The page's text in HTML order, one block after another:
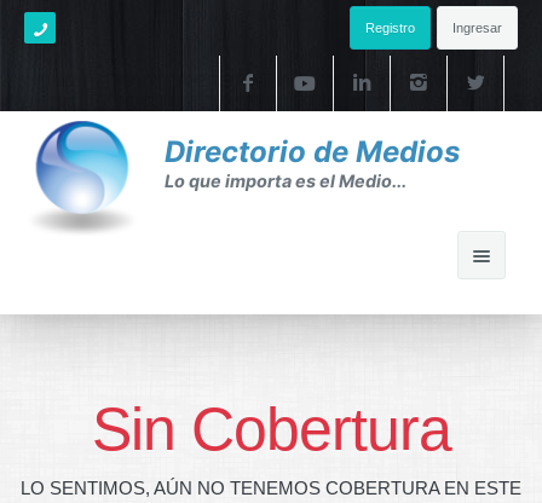
Registro Ingresar
Directorio de Medios
Lo que importa es el Medio...
Sin Cobertura
LO SENTIMOS, AÚN NO TENEMOS COBERTURA EN ESTE